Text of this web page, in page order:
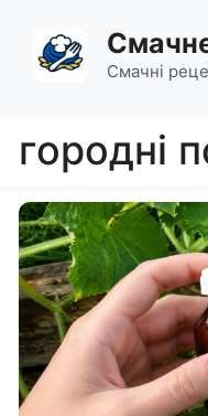
вмісту
Смачні
городні